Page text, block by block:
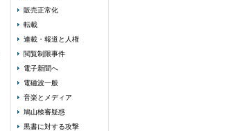
販売正常化
転載
連載・報道と人権
閲覧制限事件
電子新聞へ
電磁波一般
音楽とメディア
鳩山検審疑惑
黒書に対する攻撃